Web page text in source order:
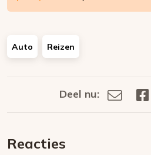
Auto Reizen
Deel nu:
Deel
Reacties